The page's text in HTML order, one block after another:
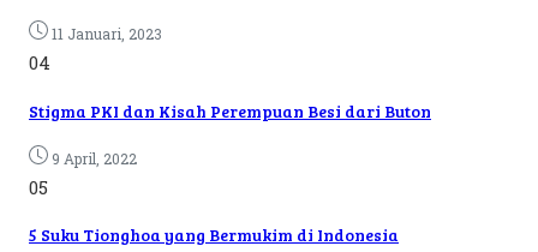
11 Januari, 2023
04
Stigma PKI dan Kisah Perempuan Besi dari Buton
9 April, 2022
05
5 Suku Tionghoa yang Bermukim di Indonesia